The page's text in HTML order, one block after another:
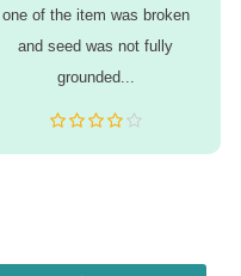
one of the item was broken
and seed was not fully
grounded...